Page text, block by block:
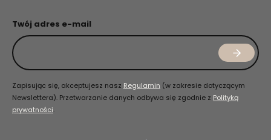
Twój adres e-mail
Zapisując się, akceptujesz nasz Regulamin (w zakresie dotyczącym
Newslettera). Przetwarzanie danych odbywa się zgodnie z Polityką
prywatności.